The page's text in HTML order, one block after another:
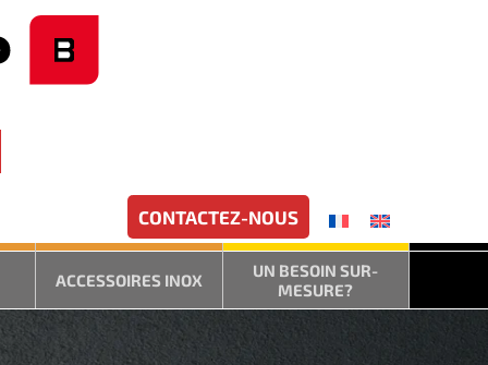
CONTACTEZ-NOUS
ACCESSOIRES INOX
UN BESOIN SUR-
MESURE?